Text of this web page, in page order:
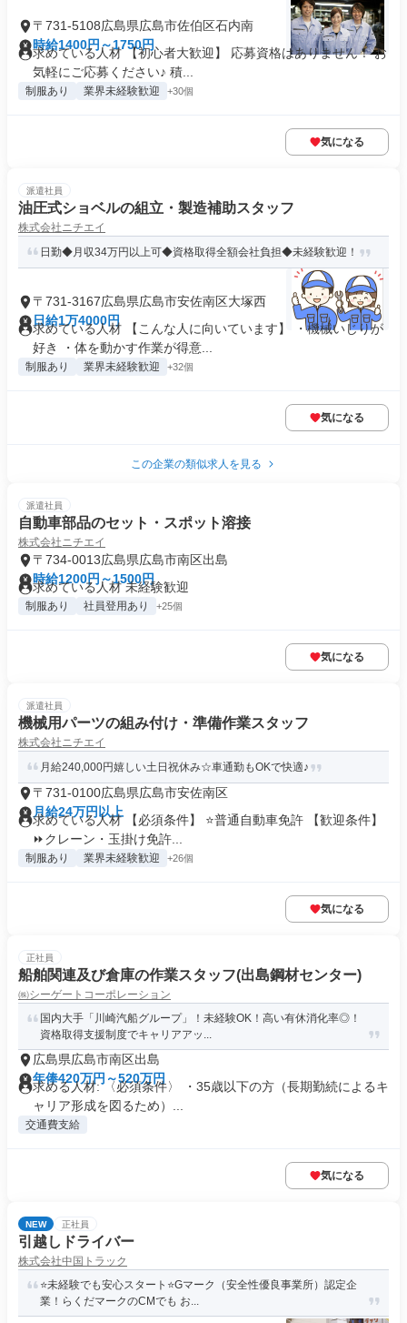
〒731-5108広島県広島市佐伯区石内南
時給1400円～1750円
求めている人材 【初心者大歓迎】 応募資格はありません！ お
気軽にご応募ください♪ 積...
制服あり 業界未経験歓迎 +30個
気になる
派遣社員
油圧式ショベルの組立・製造補助スタッフ
株式会社ニチエイ
日勤◆月収34万円以上可◆資格取得全額会社負担◆未経験歓迎！
〒731-3167広島県広島市安佐南区大塚西
日給1万4000円
求めている人材 【こんな人に向いています】 ・機械いじりが
好き ・体を動かす作業が得意...
制服あり 業界未経験歓迎 +32個
気になる
この企業の類似求人を見る
派遣社員
自動車部品のセット・スポット溶接
株式会社ニチエイ
〒734-0013広島県広島市南区出島
時給1200円～1500円
求めている人材 未経験歓迎
制服あり 社員登用あり +25個
気になる
派遣社員
機械用パーツの組み付け・準備作業スタッフ
株式会社ニチエイ
月給240,000円嬉しい土日祝休み☆車通勤もOKで快適♪
〒731-0100広島県広島市安佐南区
月給24万円以上
求めている人材 【必須条件】 ⭐普通自動車免許 【歓迎条件】
⏩クレーン・玉掛け免許...
制服あり 業界未経験歓迎 +26個
気になる
正社員
船舶関連及び倉庫の作業スタッフ(出島鋼材センター)
㈱シーゲートコーポレーション
国内大手「川崎汽船グループ」！未経験OK！高い有休消化率◎！
資格取得支援制度でキャリアアッ...
広島県広島市南区出島
年俸420万円～520万円
求める人材: 〈必須条件〉 ・35歳以下の方（長期勤続によるキ
ャリア形成を図るため）...
交通費支給
気になる
NEW 正社員
引越しドライバー
株式会社中国トラック
⭐未経験でも安心スタート⭐Gマーク（安全性優良事業所）認定企
業！らくだマークのCMでも お...